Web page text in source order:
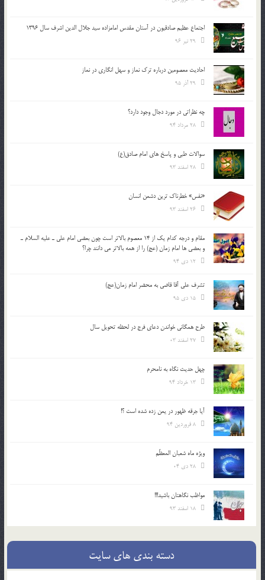
اجتماع عظیم صادقیون در آستان مقدس امامزاده سید جلال الدین اشرف سال 1396
احادیث معصومین درباره ترک نماز و سهل انگاری در نماز
چه نظراتی در مورد دجال وجود دارد؟
سوالات طبی و پاسخ های امام صادق(ع)
«نفس» خطرناک ترین دشمن انسان
مقام و درجه كدام يك از 14 معصوم بالاتر است چون بعضي امام علي ـ عليه السلام ـ
و بعضي ها امام زمان (عج) را از همه بالاتر مي دانند چرا؟
تشرف علي آقا قاضي به محضر امام زمان(عج)
طرح همگانی خواندن دعای فرج در لحظه تحویل سال
چهل حدیث نگاه به نامحرم
آیا جرقه ظهور در یمن زده شده است ؟!
ویژه ماه شعبان المعظّم
مواظب نگاهتان باشید!!!
دسته بندی های سایت